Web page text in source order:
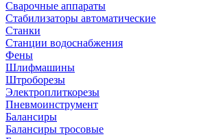
Сварочные аппараты
Стабилизаторы автоматические
Станки
Станции водоснабжения
Фены
Шлифмашины
Штроборезы
Электроплиткорезы
Пневмоинструмент
Балансиры
Балансиры тросовые